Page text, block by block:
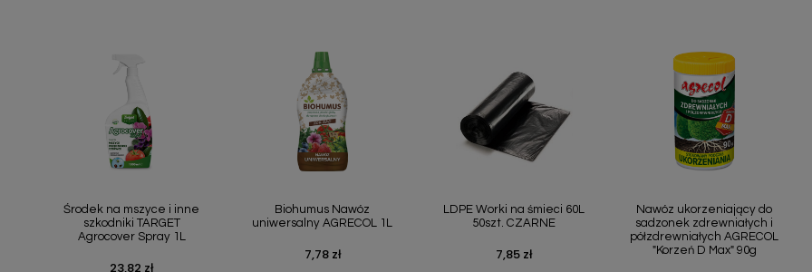
Środek na mszyce i inne
szkodniki TARGET
Agrocover Spray 1L
Cena
23,82 zł
Biohumus Nawóz
uniwersalny AGRECOL 1L
Cena
7,78 zł
LDPE Worki na śmieci 60L
50szt. CZARNE
Cena
7,85 zł
Nawóz ukorzeniający do
sadzonek zdrewniałych i
półzdrewniałych AGRECOL
"Korzeń D Max" 90g